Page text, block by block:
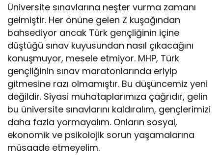
Üniversite sınavlarına neşter vurma zamanı
gelmiştir. Her önüne gelen Z kuşağından
bahsediyor ancak Türk gençliğinin içine
düştüğü sınav kuyusundan nasıl çıkacağını
konuşmuyor, mesele etmiyor. MHP, Türk
gençliğinin sınav maratonlarında eriyip
gitmesine razı olmamıştır. Bu düşüncemiz yeni
değildir. Siyasi muhataplarımıza çağrıdır, gelin
bu üniversite sınavlarını kaldıralım, gençlerimizi
daha fazla yormayalım. Onların sosyal,
ekonomik ve psikolojik sorun yaşamalarına
müsaade etmeyelim.